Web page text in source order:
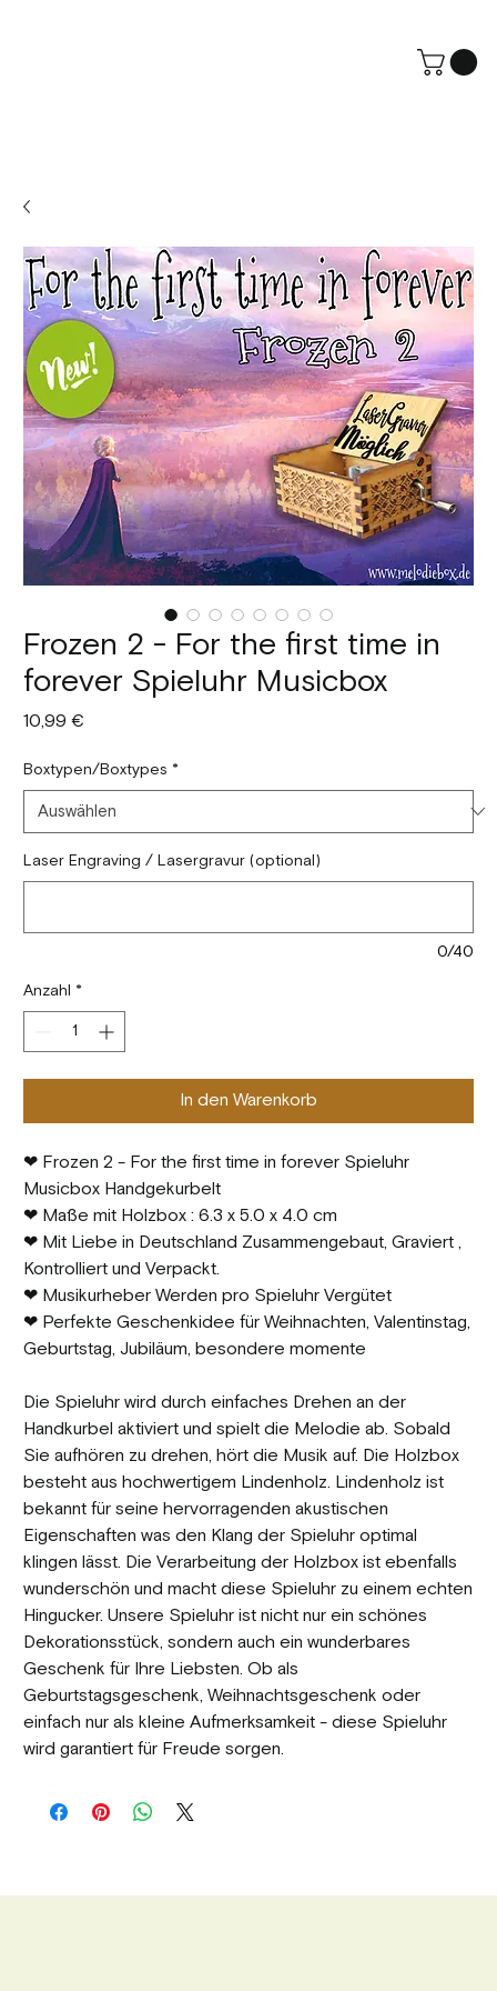
Frozen 2 - For the first time in
forever Spieluhr Musicbox
10,99 €
Boxtypen/Boxtypes *
Laser Engraving / Lasergravur (optional)
0/40
Anzahl *
In den Warenkorb
❤ Frozen 2 - For the first time in forever Spieluhr
Musicbox Handgekurbelt
❤ Maße mit Holzbox : 6.3 x 5.0 x 4.0 cm
❤ Mit Liebe in Deutschland Zusammengebaut, Graviert ,
Kontrolliert und Verpackt.
❤ Musikurheber Werden pro Spieluhr Vergütet
❤ Perfekte Geschenkidee für Weihnachten, Valentinstag,
Geburtstag, Jubiläum, besondere momente
Die Spieluhr wird durch einfaches Drehen an der
Handkurbel aktiviert und spielt die Melodie ab. Sobald
Sie aufhören zu drehen, hört die Musik auf. Die Holzbox
besteht aus hochwertigem Lindenholz. Lindenholz ist
bekannt für seine hervorragenden akustischen
Eigenschaften was den Klang der Spieluhr optimal
klingen lässt. Die Verarbeitung der Holzbox ist ebenfalls
wunderschön und macht diese Spieluhr zu einem echten
Hingucker. Unsere Spieluhr ist nicht nur ein schönes
Dekorationsstück, sondern auch ein wunderbares
Geschenk für Ihre Liebsten. Ob als
Geburtstagsgeschenk, Weihnachtsgeschenk oder
einfach nur als kleine Aufmerksamkeit - diese Spieluhr
wird garantiert für Freude sorgen.